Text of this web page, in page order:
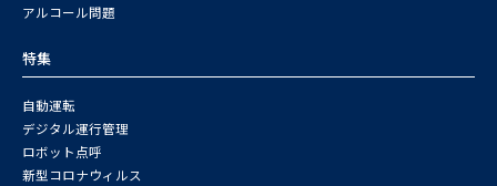
アルコール問題
特集
自動運転
デジタル運行管理
ロボット点呼
新型コロナウィルス